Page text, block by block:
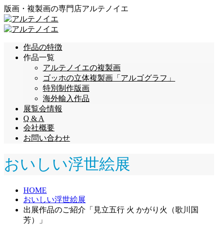
版画・複製画の専門店アルテノイエ
作品の特徴
作品一覧
アルテノイエの複製画
ゴッホの立体複製画「アルゴグラフ」
特別制作版画
海外輸入作品
展覧会情報
Q & A
会社概要
お問い合わせ
おいしい浮世絵展
HOME
おいしい浮世絵展
出展作品のご紹介「見立五行 火 かがり火（歌川国
芳）」